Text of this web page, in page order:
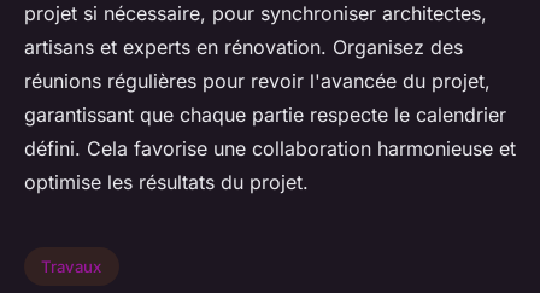
projet si nécessaire, pour synchroniser architectes,
artisans et experts en rénovation. Organisez des
réunions régulières pour revoir l'avancée du projet,
garantissant que chaque partie respecte le calendrier
défini. Cela favorise une collaboration harmonieuse et
optimise les résultats du projet.
Travaux